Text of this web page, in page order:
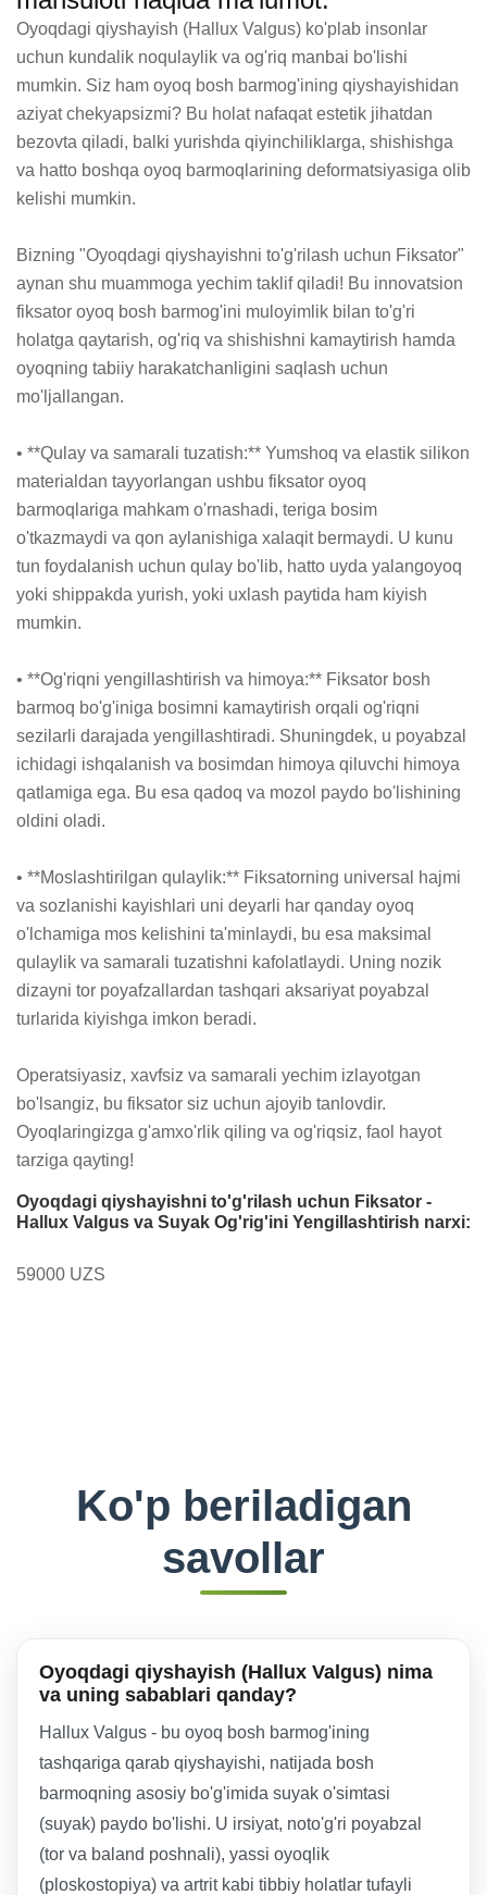
Oyoqdagi qiyshayish (Hallux Valgus) ko'plab insonlar
uchun kundalik noqulaylik va og'riq manbai bo'lishi
mumkin. Siz ham oyoq bosh barmog'ining qiyshayishidan
aziyat chekyapsizmi? Bu holat nafaqat estetik jihatdan
bezovta qiladi, balki yurishda qiyinchiliklarga, shishishga
va hatto boshqa oyoq barmoqlarining deformatsiyasiga olib
kelishi mumkin.
Bizning "Oyoqdagi qiyshayishni to'g'rilash uchun Fiksator"
aynan shu muammoga yechim taklif qiladi! Bu innovatsion
fiksator oyoq bosh barmog'ini muloyimlik bilan to'g'ri
holatga qaytarish, og'riq va shishishni kamaytirish hamda
oyoqning tabiiy harakatchanligini saqlash uchun
mo'ljallangan.
• **Qulay va samarali tuzatish:** Yumshoq va elastik silikon
materialdan tayyorlangan ushbu fiksator oyoq
barmoqlariga mahkam o'rnashadi, teriga bosim
o'tkazmaydi va qon aylanishiga xalaqit bermaydi. U kunu
tun foydalanish uchun qulay bo'lib, hatto uyda yalangoyoq
yoki shippakda yurish, yoki uxlash paytida ham kiyish
mumkin.
• **Og'riqni yengillashtirish va himoya:** Fiksator bosh
barmoq bo'g'iniga bosimni kamaytirish orqali og'riqni
sezilarli darajada yengillashtiradi. Shuningdek, u poyabzal
ichidagi ishqalanish va bosimdan himoya qiluvchi himoya
qatlamiga ega. Bu esa qadoq va mozol paydo bo'lishining
oldini oladi.
• **Moslashtirilgan qulaylik:** Fiksatorning universal hajmi
va sozlanishi kayishlari uni deyarli har qanday oyoq
o'lchamiga mos kelishini ta'minlaydi, bu esa maksimal
qulaylik va samarali tuzatishni kafolatlaydi. Uning nozik
dizayni tor poyafzallardan tashqari aksariyat poyabzal
turlarida kiyishga imkon beradi.
Operatsiyasiz, xavfsiz va samarali yechim izlayotgan
bo'lsangiz, bu fiksator siz uchun ajoyib tanlovdir.
Oyoqlaringizga g'amxo'rlik qiling va og'riqsiz, faol hayot
tarziga qayting!
Oyoqdagi qiyshayishni to'g'rilash uchun Fiksator -
Hallux Valgus va Suyak Og'rig'ini Yengillashtirish narxi:
59000 UZS
Ko'p beriladigan
savollar
Oyoqdagi qiyshayish (Hallux Valgus) nima
va uning sabablari qanday?
Hallux Valgus - bu oyoq bosh barmog'ining
tashqariga qarab qiyshayishi, natijada bosh
barmoqning asosiy bo'g'imida suyak o'simtasi
(suyak) paydo bo'lishi. U irsiyat, noto'g'ri poyabzal
(tor va baland poshnali), yassi oyoqlik
(ploskostopiya) va artrit kabi tibbiy holatlar tufayli